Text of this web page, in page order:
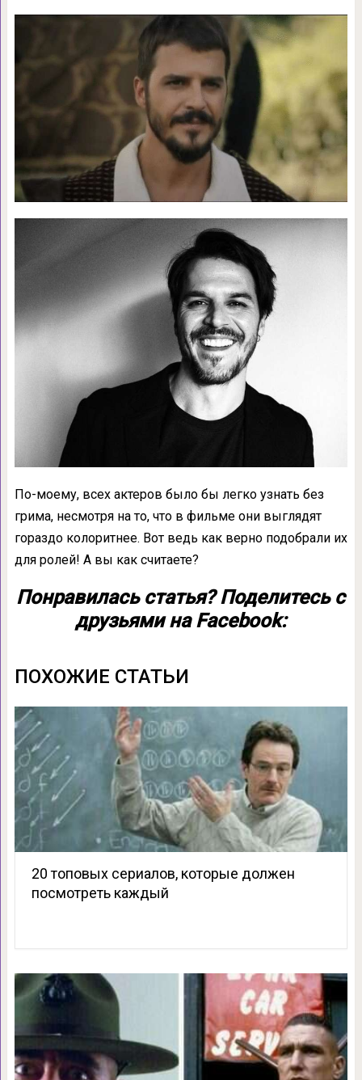
По-моему, всех актеров было бы легко узнать без
грима, несмотря на то, что в фильме они выглядят
гораздо колоритнее. Вот ведь как верно подобрали их
для ролей! А вы как считаете?
Понравилась статья? Поделитесь с
друзьями на Facebook:
ПОХОЖИЕ СТАТЬИ
20 топовых сериалов, которые должен
посмотреть каждый